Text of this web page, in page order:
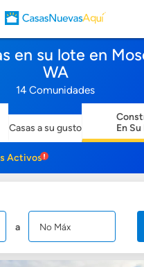
CasasNuevasAqui
en su lote en
WA
14 Comunidades
Casas a su gusto
En
Activos
a